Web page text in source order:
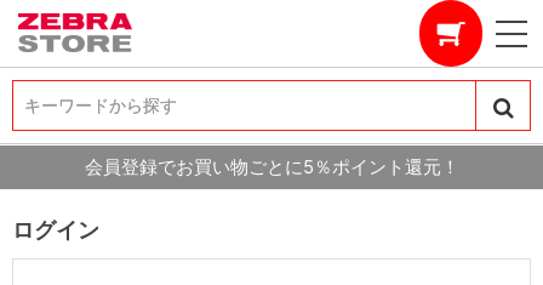
キーワードから探す
キーワードから探す
会員登録でお買い物ごとに5％ポイント還元！
ログイン